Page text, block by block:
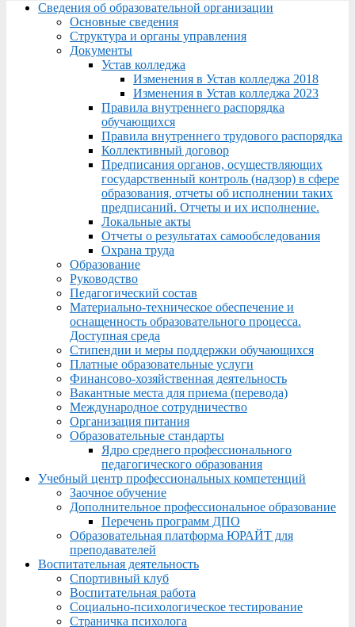
Menu
Сведения об образовательной организации
Основные сведения
Структура и органы управления
Документы
Устав колледжа
Изменения в Устав колледжа 2018
Изменения в Устав колледжа 2023
Правила внутреннего распорядка
обучающихся
Правила внутреннего трудового распорядка
Коллективный договор
Предписания органов, осуществляющих
государственный контроль (надзор) в сфере
образования, отчеты об исполнении таких
предписаний. Отчеты и их исполнение.
Локальные акты
Отчеты о результатах самообследования
Охрана труда
Образование
Руководство
Педагогический состав
Материально-техническое обеспечение и
оснащенность образовательного процесса.
Доступная среда
Стипендии и меры поддержки обучающихся
Платные образовательные услуги
Финансово-хозяйственная деятельность
Вакантные места для приема (перевода)
Международное сотрудничество
Организация питания
Образовательные стандарты
Ядро среднего профессионального
педагогического образования
Учебный центр профессиональных компетенций
Заочное обучение
Дополнительное профессиональное образование
Перечень программ ДПО
Образовательная платформа ЮРАЙТ для
преподавателей
Воспитательная деятельность
Спортивный клуб
Воспитательная работа
Социально-психологическое тестирование
Страничка психолога